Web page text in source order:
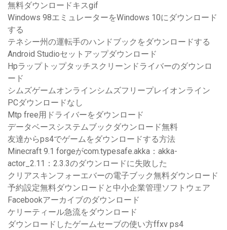
無料ダウンロードキスgif
Windows 98エミュレーターをWindows 10にダウンロード
する
テネシー州の運転手のハンドブックをダウンロードする
Android Studioセットアップダウンロード
Hpラップトップタッチスクリーンドライバーのダウンロ
ード
シムズゲームオンラインシムズフリープレイオンライン
PCダウンロードなし
Mtp free用ドライバーをダウンロード
データベースシステムブックダウンロード無料
友達からps4でゲームをダウンロードする方法
Minecraft 9.1 forgeがcom.typesafe.akka：akka-
actor_2.11：2.3.3のダウンロードに失敗した
クリアスキンフォーエバーの電子ブック無料ダウンロード
予約設定無料ダウンロードと中小企業管理ソフトウェア
Facebookアーカイブのダウンロード
ケリーティール急流をダウンロード
ダウンロードしたゲームセーブの使い方ffxv ps4